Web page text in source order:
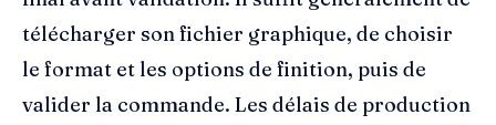
télécharger son fichier graphique, de choisir
le format et les options de finition, puis de
valider la commande. Les délais de production